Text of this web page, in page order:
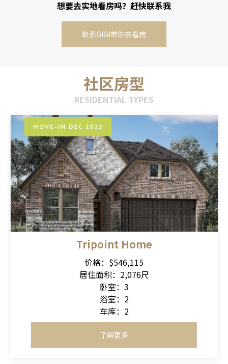
想要去实地看房吗？赶快联系我
联系GIGI带你去看房
社区房型
RESIDENTIAL TYPES
Tripoint Home
价格：$546,115
居住面积：2,076尺
卧室：3
浴室：2
车库：2
了解更多